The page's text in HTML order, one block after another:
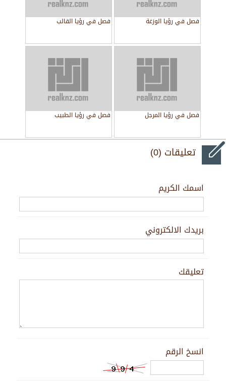
فصل في رؤيا الوزغة فصل في رؤيا القالب
فصل في رؤيا المرجل فصل في رؤيا الطبيب
تعليقات (0)
اسمك الكريم
بريدك الالكتروني
تعليقك
انسخ الرقم